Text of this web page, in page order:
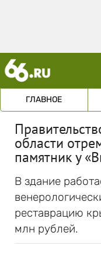
ГЛАВНОЕ
области
памятник у
В здание
реставрацию
млн рублей.